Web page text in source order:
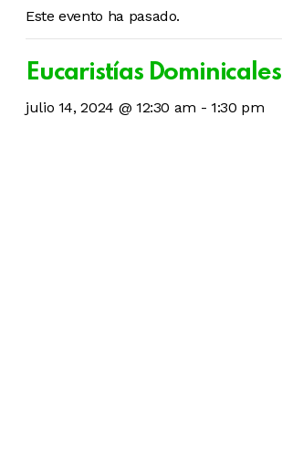
Este evento ha pasado.
Eucaristías Dominicales
julio 14, 2024 @ 12:30 am - 1:30 pm